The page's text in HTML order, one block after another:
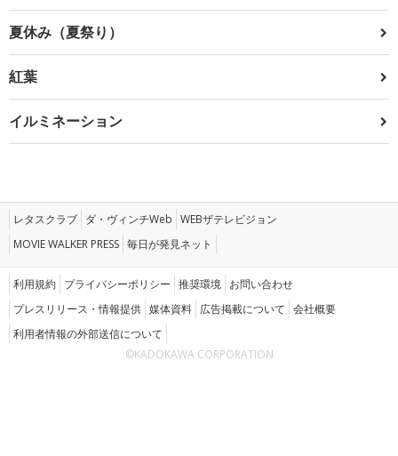
夏休み（夏祭り）
紅葉
イルミネーション
レタスクラブ ダ・ヴィンチWeb WEBザテレビジョン
MOVIE WALKER PRESS 毎日が発見ネット
利用規約 プライバシーポリシー 推奨環境 お問い合わせ
プレスリリース・情報提供 媒体資料 広告掲載について 会社概要
利用者情報の外部送信について
©KADOKAWA CORPORATION